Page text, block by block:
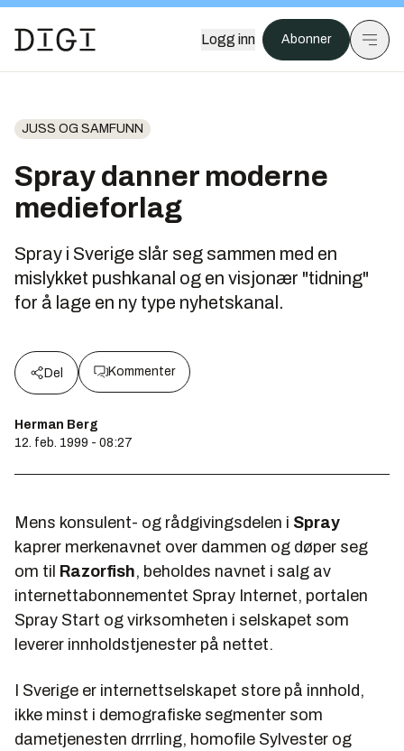
Logg inn Abonner
JUSS OG SAMFUNN
Spray danner moderne
medieforlag
Spray i Sverige slår seg sammen med en
mislykket pushkanal og en visjonær "tidning"
for å lage en ny type nyhetskanal.
Del Kommenter
Herman Berg
12. feb. 1999 - 08:27
Mens konsulent- og rådgivingsdelen i Spray
kaprer merkenavnet over dammen og døper seg
om til Razorfish, beholdes navnet i salg av
internettabonnementet Spray Internet, portalen
Spray Start og virksomheten i selskapet som
leverer innholdstjenester på nettet.
I Sverige er internettselskapet store på innhold,
ikke minst i demografiske segmenter som
dametjenesten drrrling, homofile Sylvester og